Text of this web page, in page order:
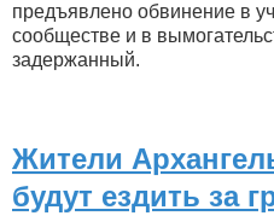
предъявлено обвинение в
сообществе и в
задержанный.
Жители
будут ездить за